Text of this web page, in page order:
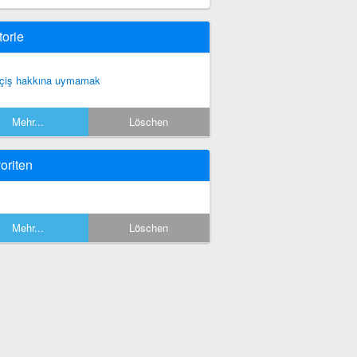
hakkına uymamak
Mehr... Löschen
Mehr... Löschen